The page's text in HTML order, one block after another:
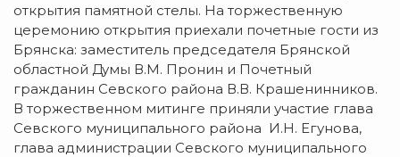
открытия памятной стелы. На торжественную
церемонию открытия приехали почетные гости из
Брянска: заместитель председателя Брянской
областной Думы В.М. Пронин и Почетный
гражданин Севского района В.В. Крашенинников.
В торжественном митинге приняли участие глава
Севского муниципального района И.Н. Егунова,
глава администрации Севского муниципального